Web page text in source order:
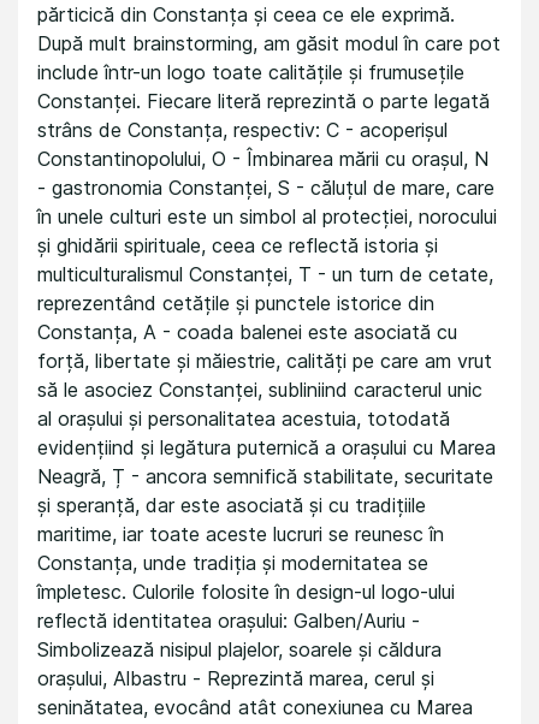
părticică din Constanța și ceea ce ele exprimă.
După mult brainstorming, am găsit modul în care pot
include într-un logo toate calitățile și frumusețile
Constanței. Fiecare literă reprezintă o parte legată
strâns de Constanța, respectiv: C - acoperișul
Constantinopolului, O - Îmbinarea mării cu orașul, N
- gastronomia Constanței, S - căluțul de mare, care
în unele culturi este un simbol al protecției, norocului
și ghidării spirituale, ceea ce reflectă istoria și
multiculturalismul Constanței, T - un turn de cetate,
reprezentând cetățile și punctele istorice din
Constanța, A - coada balenei este asociată cu
forță, libertate și măiestrie, calități pe care am vrut
să le asociez Constanței, subliniind caracterul unic
al orașului și personalitatea acestuia, totodată
evidențiind și legătura puternică a orașului cu Marea
Neagră, Ț - ancora semnifică stabilitate, securitate
și speranță, dar este asociată și cu tradițiile
maritime, iar toate aceste lucruri se reunesc în
Constanța, unde tradiția și modernitatea se
împletesc. Culorile folosite în design-ul logo-ului
reflectă identitatea orașului: Galben/Auriu -
Simbolizează nisipul plajelor, soarele și căldura
orașului, Albastru - Reprezintă marea, cerul și
seninătatea, evocând atât conexiunea cu Marea